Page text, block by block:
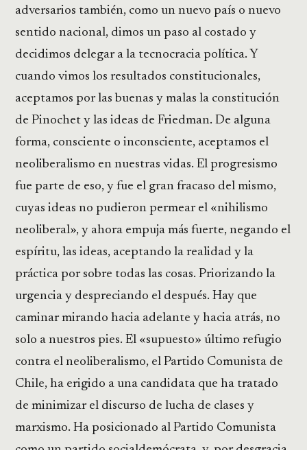
adversarios también, como un nuevo país o nuevo
sentido nacional, dimos un paso al costado y
decidimos delegar a la tecnocracia política. Y
cuando vimos los resultados constitucionales,
aceptamos por las buenas y malas la constitución
de Pinochet y las ideas de Friedman. De alguna
forma, consciente o inconsciente, aceptamos el
neoliberalismo en nuestras vidas. El progresismo
fue parte de eso, y fue el gran fracaso del mismo,
cuyas ideas no pudieron permear el «nihilismo
neoliberal», y ahora empuja más fuerte, negando el
espíritu, las ideas, aceptando la realidad y la
práctica por sobre todas las cosas. Priorizando la
urgencia y despreciando el después. Hay que
caminar mirando hacia adelante y hacia atrás, no
solo a nuestros pies. El «supuesto» último refugio
contra el neoliberalismo, el Partido Comunista de
Chile, ha erigido a una candidata que ha tratado
de minimizar el discurso de lucha de clases y
marxismo. Ha posicionado al Partido Comunista